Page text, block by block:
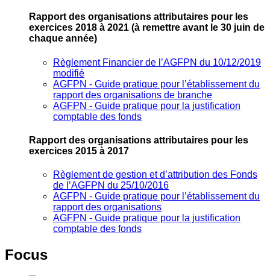
Rapport des organisations attributaires pour les
exercices 2018 à 2021 (à remettre avant le 30 juin de
chaque année)
Règlement Financier de l’AGFPN du 10/12/2019
modifié
AGFPN ‐ Guide pratique pour l’établissement du
rapport des organisations de branche
AGFPN ‐ Guide pratique pour la justification
comptable des fonds
Rapport des organisations attributaires pour les
exercices 2015 à 2017
Règlement de gestion et d’attribution des Fonds
de l’AGFPN du 25/10/2016
AGFPN ‐ Guide pratique pour l’établissement du
rapport des organisations
AGFPN ‐ Guide pratique pour la justification
comptable des fonds
Focus